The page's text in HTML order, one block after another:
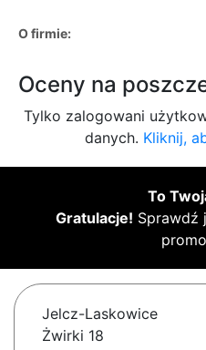
O firmie:
Oceny na
Tylko zalogowani
danych. Kliknij,
To
Gratulacje! Sprawdź
Jelcz-Laskowice
Żwirki 18